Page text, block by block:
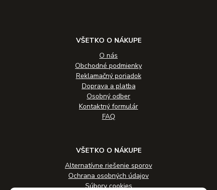
VŠETKO O NÁKUPE
O nás
Obchodné podmienky
Reklamačný poriadok
Doprava a platba
Osobný odber
Kontaktný formulár
FAQ
VŠETKO O NÁKUPE
Alternatívne riešenie sporov
Ochrana osobných údajov
Súbory cookies